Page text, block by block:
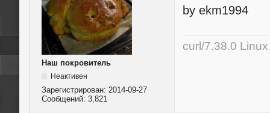
Наш покровитель
Неактивен
Зарегистрирован: 2014-09-27
Сообщений: 3,821
by ekm1994
curl/7.38.0